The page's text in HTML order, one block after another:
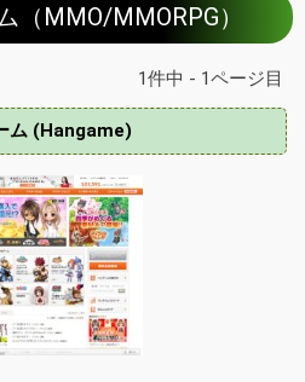
（MMO/MMORPG）
1件中 - 1ページ目
ム (Hangame)